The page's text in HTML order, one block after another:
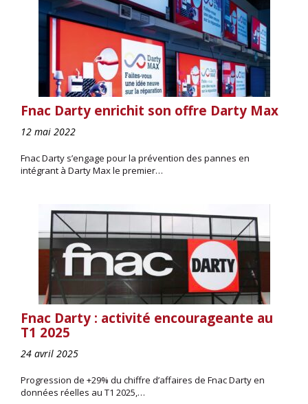
Fnac Darty enrichit son offre Darty Max
12 mai 2022
Fnac Darty s’engage pour la prévention des pannes en
intégrant à Darty Max le premier…
Fnac Darty : activité encourageante au
T1 2025
24 avril 2025
Progression de +29% du chiffre d’affaires de Fnac Darty en
données réelles au T1 2025,…